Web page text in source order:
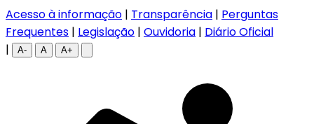
Acesso à informação | Transparência | Perguntas
Frequentes | Legislação | Ouvidoria | Diário Oficial
|
A- A A+